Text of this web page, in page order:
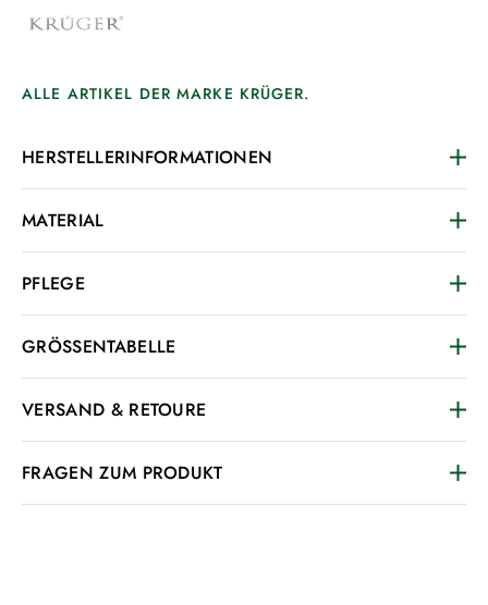
ALLE ARTIKEL DER MARKE KRÜGER.
HERSTELLERINFORMATIONEN
MATERIAL
PFLEGE
GRÖSSENTABELLE
VERSAND & RETOURE
FRAGEN ZUM PRODUKT